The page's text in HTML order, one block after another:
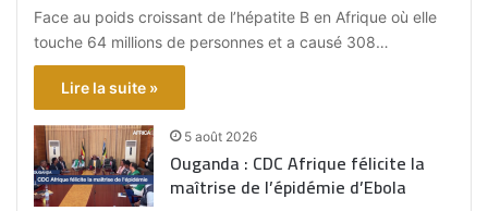
Face au poids croissant de l’hépatite B en Afrique où elle
touche 64 millions de personnes et a causé 308…
Lire la suite »
5 août 2026
Ouganda : CDC Afrique félicite la
maîtrise de l’épidémie d’Ebola